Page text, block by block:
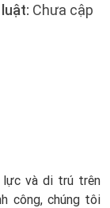
Chưa cập
lực và di trú trên
công, chúng tôi